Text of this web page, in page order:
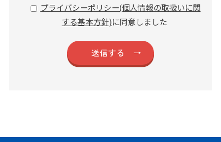
プライバシーポリシー(個人情報の取扱いに関
する基本方針)に同意しました